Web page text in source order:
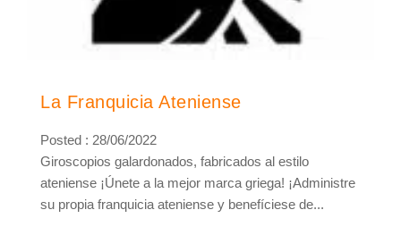
La Franquicia Ateniense
Posted : 28/06/2022
Giroscopios galardonados, fabricados al estilo
ateniense ¡Únete a la mejor marca griega! ¡Administre
su propia franquicia ateniense y benefíciese de...